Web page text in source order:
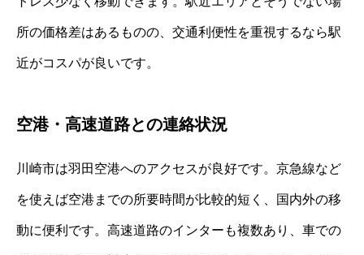
所の価格差はあるものの、交通利便性を重視するなら駅
近がコスパが良いです。
空港・高速道路との連絡状況
川崎市は羽田空港へのアクセスが良好です。京急線など
を使えば空港までの所要時間が比較的短く、国内外の移
動に便利です。高速道路のインターも複数あり、車での